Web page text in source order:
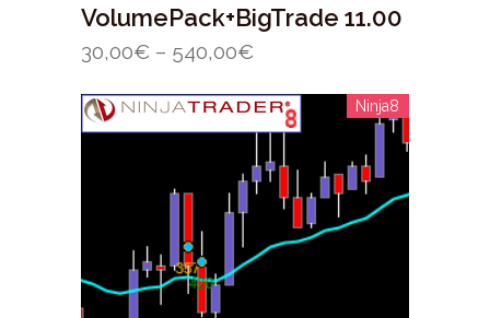
VolumePack+BigTrade 11.00
30,00€ – 540,00€
Ninja8